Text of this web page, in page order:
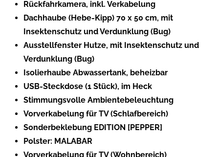
Rückfahrkamera, inkl. Verkabelung
Dachhaube (Hebe-Kipp) 70 x 50 cm, mit
Insektenschutz und Verdunklung (Bug)
Ausstellfenster Hutze, mit Insektenschutz und
Verdunklung (Bug)
Isolierhaube Abwassertank, beheizbar
USB-Steckdose (1 Stück), im Heck
Stimmungsvolle Ambientebeleuchtung
Vorverkabelung für TV (Schlafbereich)
Sonderbeklebung EDITION [PEPPER]
Polster: MALABAR
Vorverkabelung für TV (Wohnbereich)